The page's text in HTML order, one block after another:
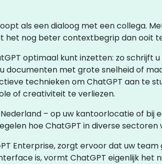
als een dialoog met een collega.
het nog beter contextbegrip dan ooit
optimaal kunt inzetten: zo schrijft
documenten met grote snelheid of
technieken om ChatGPT aan te
of creativiteit te verliezen.
– op uw kantoorlocatie of bij
hoe ChatGPT in diverse
Enterprise, zorgt ervoor dat uw
is, vormt ChatGPT eigenlijk het